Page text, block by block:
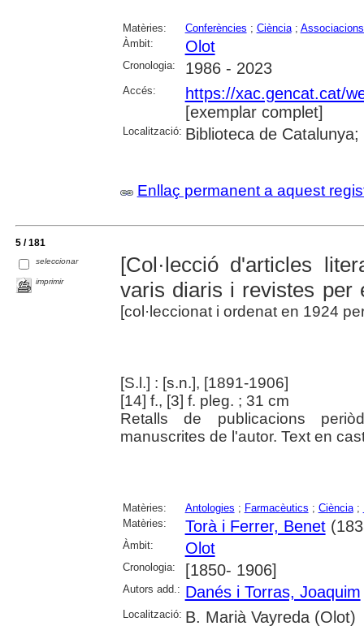
Matèries: Conferències ; Ciència;
Àmbit:
Olot
Cronologia: 1986 - 2023
Accés:
https://xac.gencat.cat/
[exemplar complet]
Localització: Biblioteca de
Enllaç permanent a aquest
5 / 181
seleccionar
imprimir
[Col·lecció d'articles
varis diaris i revistes per
[col·leccionat i ordenat en 1924
[S.l.] : [s.n.], [1891-1906]
[14] f., [3] f. pleg. ; 31 cm
Retalls de publicacions
manuscrites de l'autor. Text en
Matèries: Antologies ; Farmacèutics ; Ciència;
Matèries:
Torà i Ferrer, Benet
Àmbit: Olot
Cronologia: [1850- 1906]
Autors add.: Danés i Torras, Joaquim
Localització: B. Marià Vayreda (Olot)